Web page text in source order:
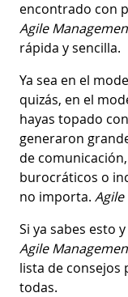
encontrado con
Agile
rápida y sencilla.
Ya sea en el
quizás, en el
hayas topado
generaron
de
burocráticos o
no importa.
Si ya sabes esto
Agile
lista de consejos
todas.